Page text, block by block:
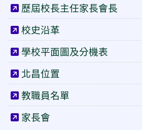
歷屆校長主任家長會長
校史沿革
學校平面圖及分機表
北昌位置
教職員名單
家長會